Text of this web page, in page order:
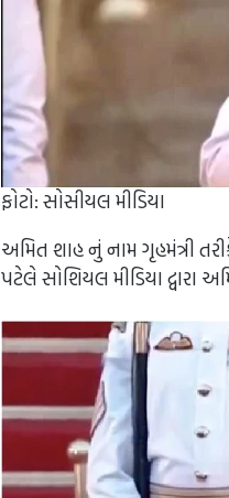
ફોટો: સોસીયલ મીડિયા
અમિત શાહ નું નામ ગૃહમંત્રી
પટેલે સોશિયલ મીડિયા દ્વારા